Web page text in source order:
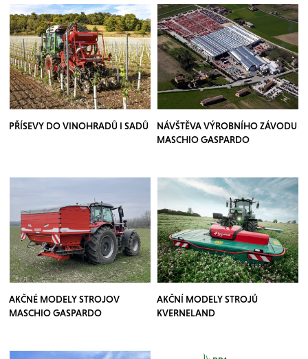
PŘÍSEVY DO VINOHRADŮ I SADŮ
NÁVŠTĚVA VÝROBNÍHO ZÁVODU
MASCHIO GASPARDO
AKČNÉ MODELY STROJOV
MASCHIO GASPARDO
AKČNÍ MODELY STROJŮ
KVERNELAND